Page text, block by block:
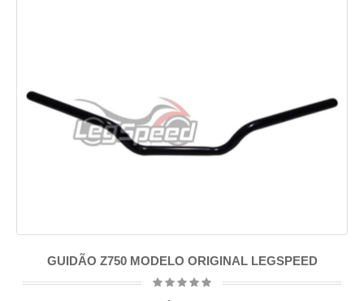
GUIDÃO Z750 MODELO ORIGINAL LEGSPEED